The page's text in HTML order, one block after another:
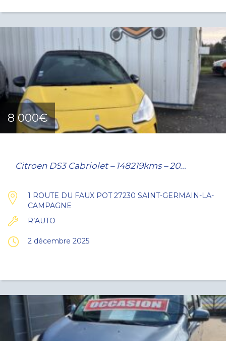
8 000€
Citroen DS3 Cabriolet – 148219kms – 20...
1 ROUTE DU FAUX POT 27230 SAINT-GERMAIN-LA-
CAMPAGNE
R’AUTO
2 décembre 2025